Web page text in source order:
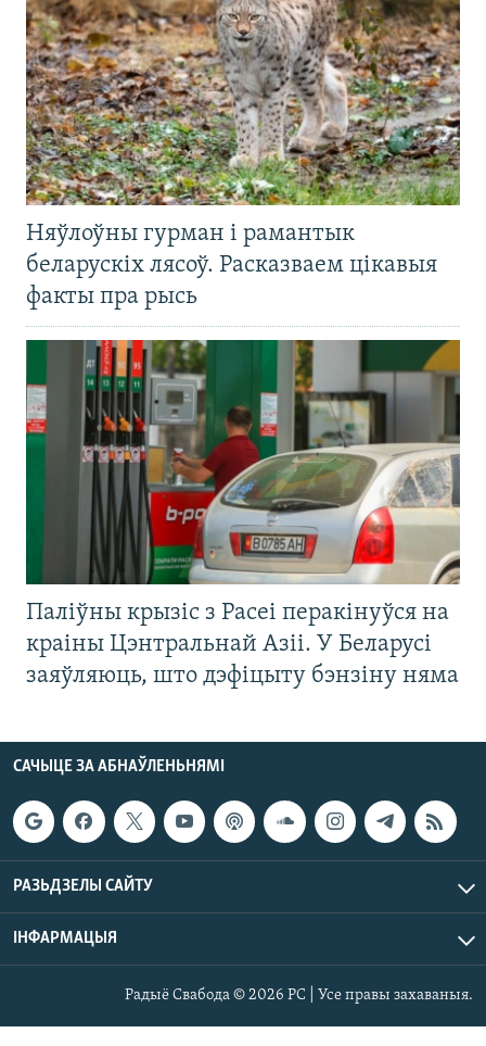
Няўлоўны гурман і рамантык
беларускіх лясоў. Расказваем цікавыя
факты пра рысь
Паліўны крызіс з Расеі перакінуўся на
краіны Цэнтральнай Азіі. У Беларусі
заяўляюць, што дэфіцыту бэнзіну няма
САЧЫЦЕ ЗА АБНАЎЛЕНЬНЯМІ
РАЗЬДЗЕЛЫ САЙТУ
ІНФАРМАЦЫЯ
Радыё Свабода © 2026 РС | Усе правы захаваныя.